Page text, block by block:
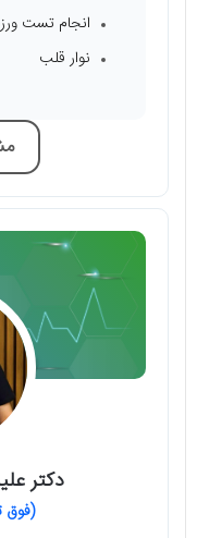
انجام تست
نوار قلب
دکتر